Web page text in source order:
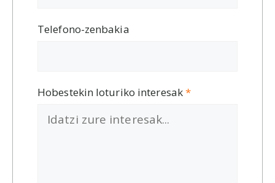
Telefono-zenbakia
Hobestekin loturiko interesak*